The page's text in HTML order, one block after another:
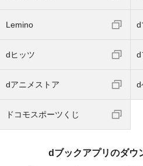
Lemino d
dヒッツ d
dアニメストア d
ドコモスポーツくじ
dブックアプリのダウ